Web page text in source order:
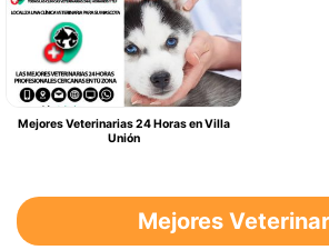
Mejores Veterinarias 24 Horas en Villa
Unión
Mejores